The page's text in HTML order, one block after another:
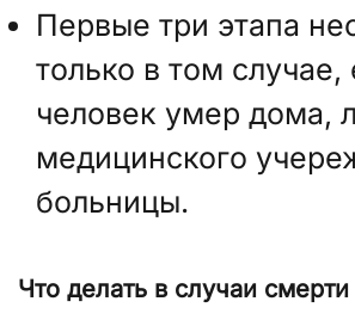
Первые три этапа
только в том случае,
человек умер дома,
медицинского
больницы.
Что делать в случаи